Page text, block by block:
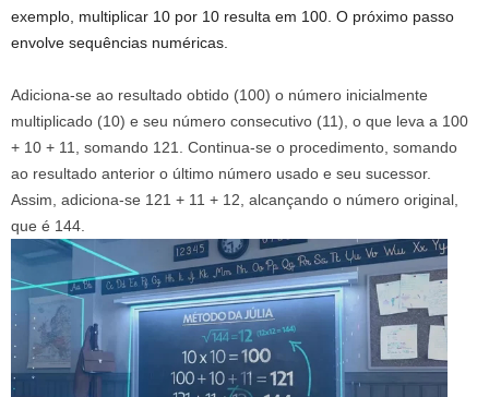
exemplo, multiplicar 10 por 10 resulta em 100. O próximo passo
envolve sequências numéricas.
Adiciona-se ao resultado obtido (100) o número inicialmente
multiplicado (10) e seu número consecutivo (11), o que leva a 100
+ 10 + 11, somando 121. Continua-se o procedimento, somando
ao resultado anterior o último número usado e seu sucessor.
Assim, adiciona-se 121 + 11 + 12, alcançando o número original,
que é 144.